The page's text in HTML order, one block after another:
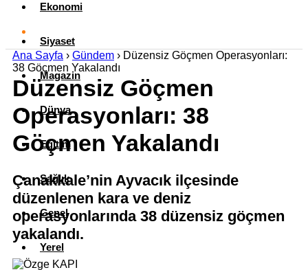
Ekonomi
Siyaset
Magazin
Dünya
Eğitim
Sağlık
Genel
Yerel
Ana Sayfa › Gündem › Düzensiz Göçmen Operasyonları:
38 Göçmen Yakalandı
Düzensiz Göçmen
Operasyonları: 38
Göçmen Yakalandı
Çanakkale’nin Ayvacık ilçesinde
düzenlenen kara ve deniz
operasyonlarında 38 düzensiz göçmen
yakalandı.